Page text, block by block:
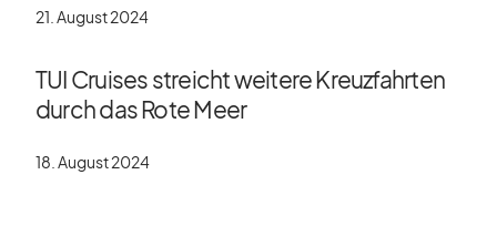
21. August 2024
TUI Cruises streicht weitere Kreuzfahrten
durch das Rote Meer
18. August 2024